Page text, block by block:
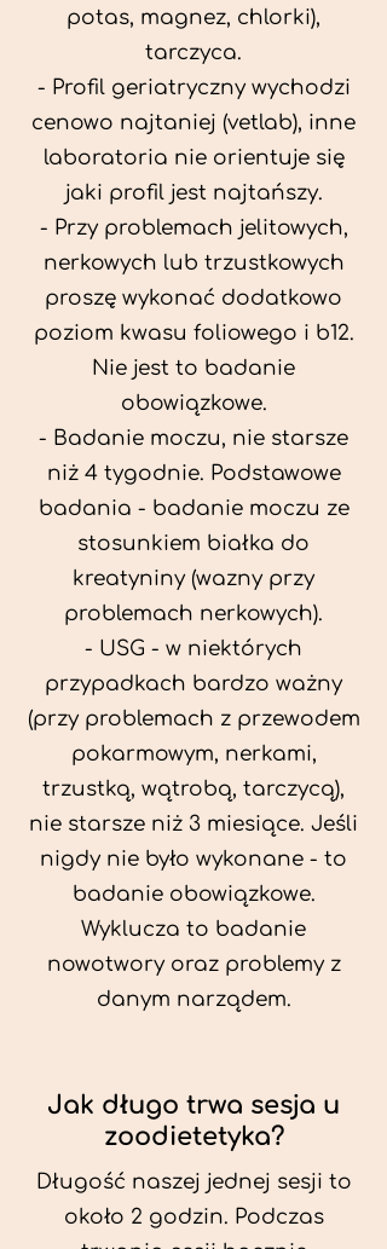
potas, magnez, chlorki),
tarczyca.
- Profil geriatryczny wychodzi
cenowo najtaniej (vetlab), inne
laboratoria nie orientuje się
jaki profil jest najtańszy.
- Przy problemach jelitowych,
nerkowych lub trzustkowych
proszę wykonać dodatkowo
poziom kwasu foliowego i b12.
Nie jest to badanie
obowiązkowe.
- Badanie moczu, nie starsze
niż 4 tygodnie. Podstawowe
badania - badanie moczu ze
stosunkiem białka do
kreatyniny (wazny przy
problemach nerkowych).
- USG - w niektórych
przypadkach bardzo ważny
(przy problemach z przewodem
pokarmowym, nerkami,
trzustką, wątrobą, tarczycą),
nie starsze niż 3 miesiące. Jeśli
nigdy nie było wykonane - to
badanie obowiązkowe.
Wyklucza to badanie
nowotwory oraz problemy z
danym narządem.
Jak długo trwa sesja u
zoodietetyka?
Długość naszej jednej sesji to
około 2 godzin. Podczas